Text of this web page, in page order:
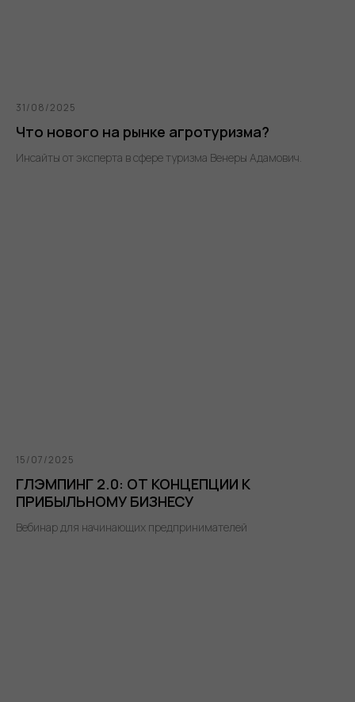
31/08/2025
Что нового на рынке агротуризма?
Инсайты от эксперта в сфере туризма Венеры Адамович.
15/07/2025
ГЛЭМПИНГ 2.0: ОТ КОНЦЕПЦИИ К
ПРИБЫЛЬНОМУ БИЗНЕСУ
Вебинар для начинающих предпринимателей